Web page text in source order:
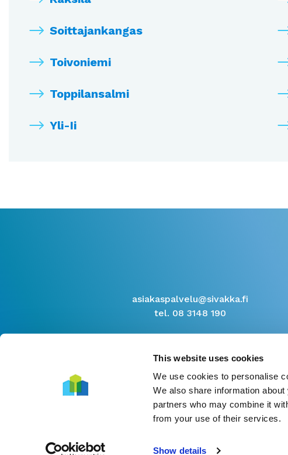
This website uses cookies
We use cookies to personalise
We also share information
partners who may combine it
from your use of their services.
Show details
Soittajankangas
Toivoniemi
Toppilansalmi
Yli-Ii
asiakaspalvelu@sivakka.fi
tel. 08 3148 190